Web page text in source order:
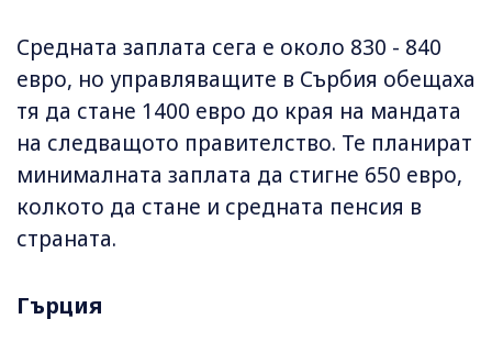
Средната заплата сега е около 830 - 840
евро, но управляващите в Сърбия обещаха
тя да стане 1400 евро до края на мандата
на следващото правителство. Те планират
минималната заплата да стигне 650 евро,
колкото да стане и средната пенсия в
страната.
Гърция